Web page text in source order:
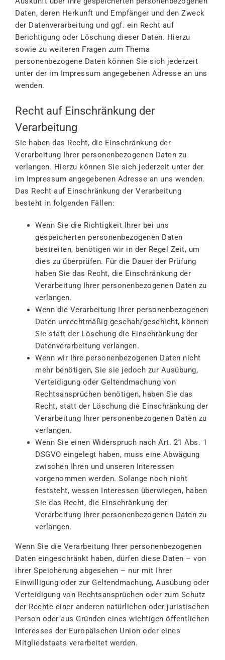
Daten, deren Herkunft und Empfänger und den Zweck
der Datenverarbeitung und ggf. ein Recht auf
Berichtigung oder Löschung dieser Daten. Hierzu
sowie zu weiteren Fragen zum Thema
personenbezogene Daten können Sie sich jederzeit
unter der im Impressum angegebenen Adresse an uns
wenden.
Recht auf Einschränkung der
Verarbeitung
Sie haben das Recht, die Einschränkung der
Verarbeitung Ihrer personenbezogenen Daten zu
verlangen. Hierzu können Sie sich jederzeit unter der
im Impressum angegebenen Adresse an uns wenden.
Das Recht auf Einschränkung der Verarbeitung
besteht in folgenden Fällen:
Wenn Sie die Richtigkeit Ihrer bei uns
gespeicherten personenbezogenen Daten
bestreiten, benötigen wir in der Regel Zeit, um
dies zu überprüfen. Für die Dauer der Prüfung
haben Sie das Recht, die Einschränkung der
Verarbeitung Ihrer personenbezogenen Daten zu
verlangen.
Wenn die Verarbeitung Ihrer personenbezogenen
Daten unrechtmäßig geschah/geschieht, können
Sie statt der Löschung die Einschränkung der
Datenverarbeitung verlangen.
Wenn wir Ihre personenbezogenen Daten nicht
mehr benötigen, Sie sie jedoch zur Ausübung,
Verteidigung oder Geltendmachung von
Rechtsansprüchen benötigen, haben Sie das
Recht, statt der Löschung die Einschränkung der
Verarbeitung Ihrer personenbezogenen Daten zu
verlangen.
Wenn Sie einen Widerspruch nach Art. 21 Abs. 1
DSGVO eingelegt haben, muss eine Abwägung
zwischen Ihren und unseren Interessen
vorgenommen werden. Solange noch nicht
feststeht, wessen Interessen überwiegen, haben
Sie das Recht, die Einschränkung der
Verarbeitung Ihrer personenbezogenen Daten zu
verlangen.
Wenn Sie die Verarbeitung Ihrer personenbezogenen
Daten eingeschränkt haben, dürfen diese Daten – von
ihrer Speicherung abgesehen – nur mit Ihrer
Einwilligung oder zur Geltendmachung, Ausübung oder
Verteidigung von Rechtsansprüchen oder zum Schutz
der Rechte einer anderen natürlichen oder juristischen
Person oder aus Gründen eines wichtigen öffentlichen
Interesses der Europäischen Union oder eines
Mitgliedstaats verarbeitet werden.